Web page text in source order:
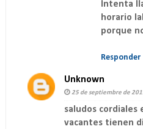
Intenta
horario
porque
Responder
Unknown
25 de septiembre de
saludos cordiales
vacantes tienen